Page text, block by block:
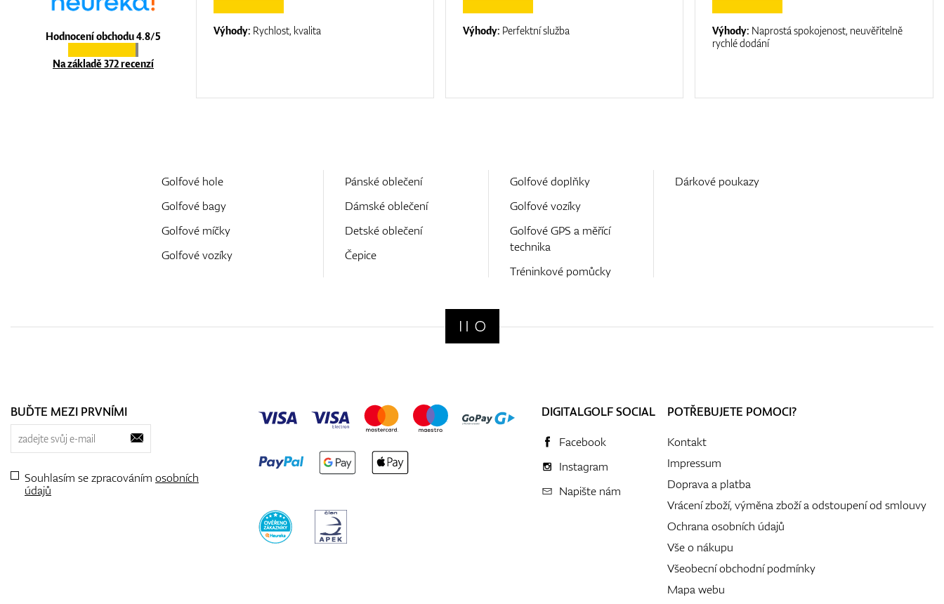
Hodnocení obchodu 4.8/5
Na základě 372 recenzí
Výhody: Rychlost, kvalita Výhody: Perfektní služba Výhody: Naprostá spokojenost, neuvěřitelně
rychlé dodání
Golfové hole
Golfové bagy
Golfové míčky
Golfové vozíky
Pánské oblečení
Dámské oblečení
Detské oblečení
Čepice
Golfové doplňky
Golfové vozíky
Golfové GPS a měřící
technika
Tréninkové pomůcky
Dárkové poukazy
BUĎTE MEZI PRVNÍMI
Souhlasím se zpracováním osobních
údajů
DIGITALGOLF SOCIAL
Facebook
Instagram
Napište nám
POTŘEBUJETE POMOCI?
Kontakt
Impressum
Doprava a platba
Vrácení zboží, výměna zboží a odstoupení od smlouvy
Ochrana osobních údajů
Vše o nákupu
Všeobecní obchodní podmínky
Mapa webu